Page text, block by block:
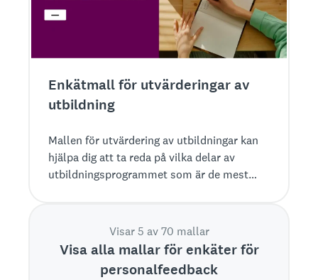
Enkätmall för utvärderingar av
utbildning
Mallen för utvärdering av utbildningar kan
hjälpa dig att ta reda på vilka delar av
utbildningsprogrammet som är de mest
Visar 5 av 70 mallar
Visa alla mallar för enkäter för
personalfeedback